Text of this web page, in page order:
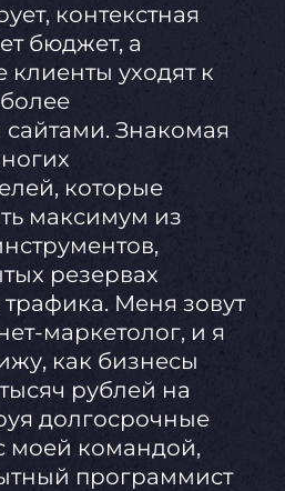
контекстная
бюджет, а
клиенты уходят к
Знакомая
которые
максимум из
резервах
Меня зовут
маркетолог, и я
как бизнесы
рублей на
долгосрочные
моей командой,
программист